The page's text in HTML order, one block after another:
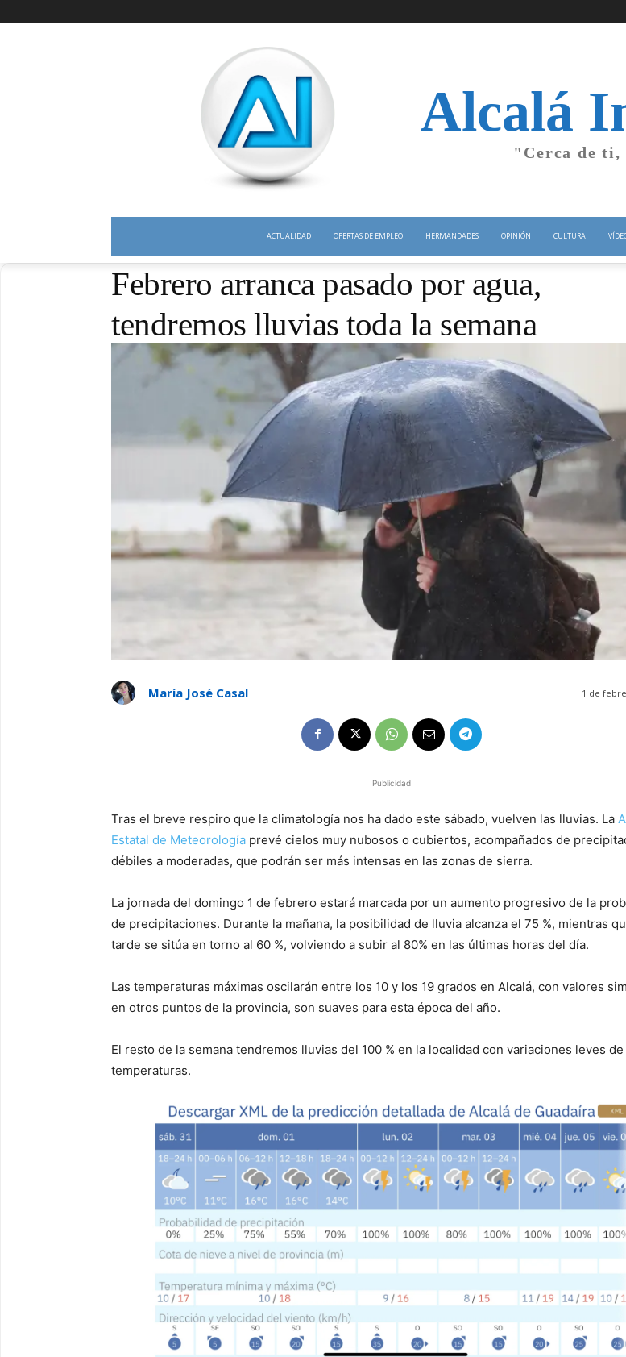
Alcalá
"Cerca de ti,
ACTUALIDAD OFERTAS DE EMPLEO HERMANDADES OPINIÓN CULTURA
Febrero arranca pasado por agua,
tendremos lluvias toda la semana
1 de
María José Casal
Publicidad
Tras el breve respiro que la climatología nos ha dado este sábado, vuelven las lluvias. La
Estatal de Meteorología prevé cielos muy nubosos o cubiertos, acompañados de
débiles a moderadas, que podrán ser más intensas en las zonas de sierra.
La jornada del domingo 1 de febrero estará marcada por un aumento progresivo de la
de precipitaciones. Durante la mañana, la posibilidad de lluvia alcanza el 75 %, mientras
tarde se sitúa en torno al 60 %, volviendo a subir al 80% en las últimas horas del día.
Las temperaturas máximas oscilarán entre los 10 y los 19 grados en Alcalá, con valores
en otros puntos de la provincia, son suaves para esta época del año.
El resto de la semana tendremos lluvias del 100 % en la localidad con variaciones leves de
temperaturas.